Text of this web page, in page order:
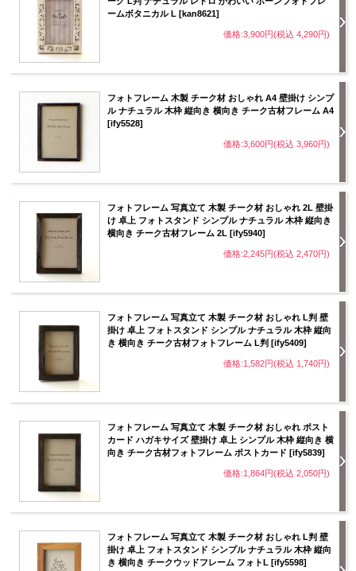
ームボタニカル L [kan8621]
価格:3,900円(税込 4,290円)
フォトフレーム 木製 チーク材 おしゃれ A4 壁掛け シンプ
ル ナチュラル 木枠 縦向き 横向き チーク古材フレーム A4
[ify5528]
価格:3,600円(税込 3,960円)
フォトフレーム 写真立て 木製 チーク材 おしゃれ 2L 壁掛
け 卓上 フォトスタンド シンプル ナチュラル 木枠 縦向き
横向き チーク古材フレーム 2L [ify5940]
価格:2,245円(税込 2,470円)
フォトフレーム 写真立て 木製 チーク材 おしゃれ L判 壁
掛け 卓上 フォトスタンド シンプル ナチュラル 木枠 縦向
き 横向き チーク古材フォトフレーム L判 [ify5409]
価格:1,582円(税込 1,740円)
フォトフレーム 写真立て 木製 チーク材 おしゃれ ポスト
カード ハガキサイズ 壁掛け 卓上 シンプル 木枠 縦向き 横
向き チーク古材フォトフレーム ポストカード [ify5839]
価格:1,864円(税込 2,050円)
フォトフレーム 写真立て 木製 チーク材 おしゃれ L判 壁
掛け 卓上 フォトスタンド シンプル ナチュラル 木枠 縦向
き 横向き チークウッドフレーム フォトL [ify5598]